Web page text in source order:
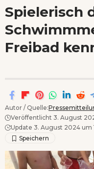
Spielerisch
Freibad
Autor / Quelle:
Veröffentlicht 3. August
Update 3. August 2024 um